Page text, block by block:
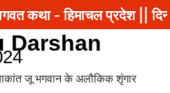
कथा - हिमाचल प्रदेश ||
Darshan
जू भगवान के अलौकिक शृंगार